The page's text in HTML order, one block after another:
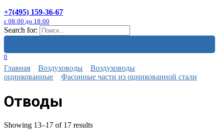
+7(495) 159-36-67
с 08:00 до 18:00
Search for:
0
Главная Воздуховоды
Воздуховоды
оцинкованные
Фасонные части из оцинкованной стали
Отводы
Showing 13–17 of 17 results